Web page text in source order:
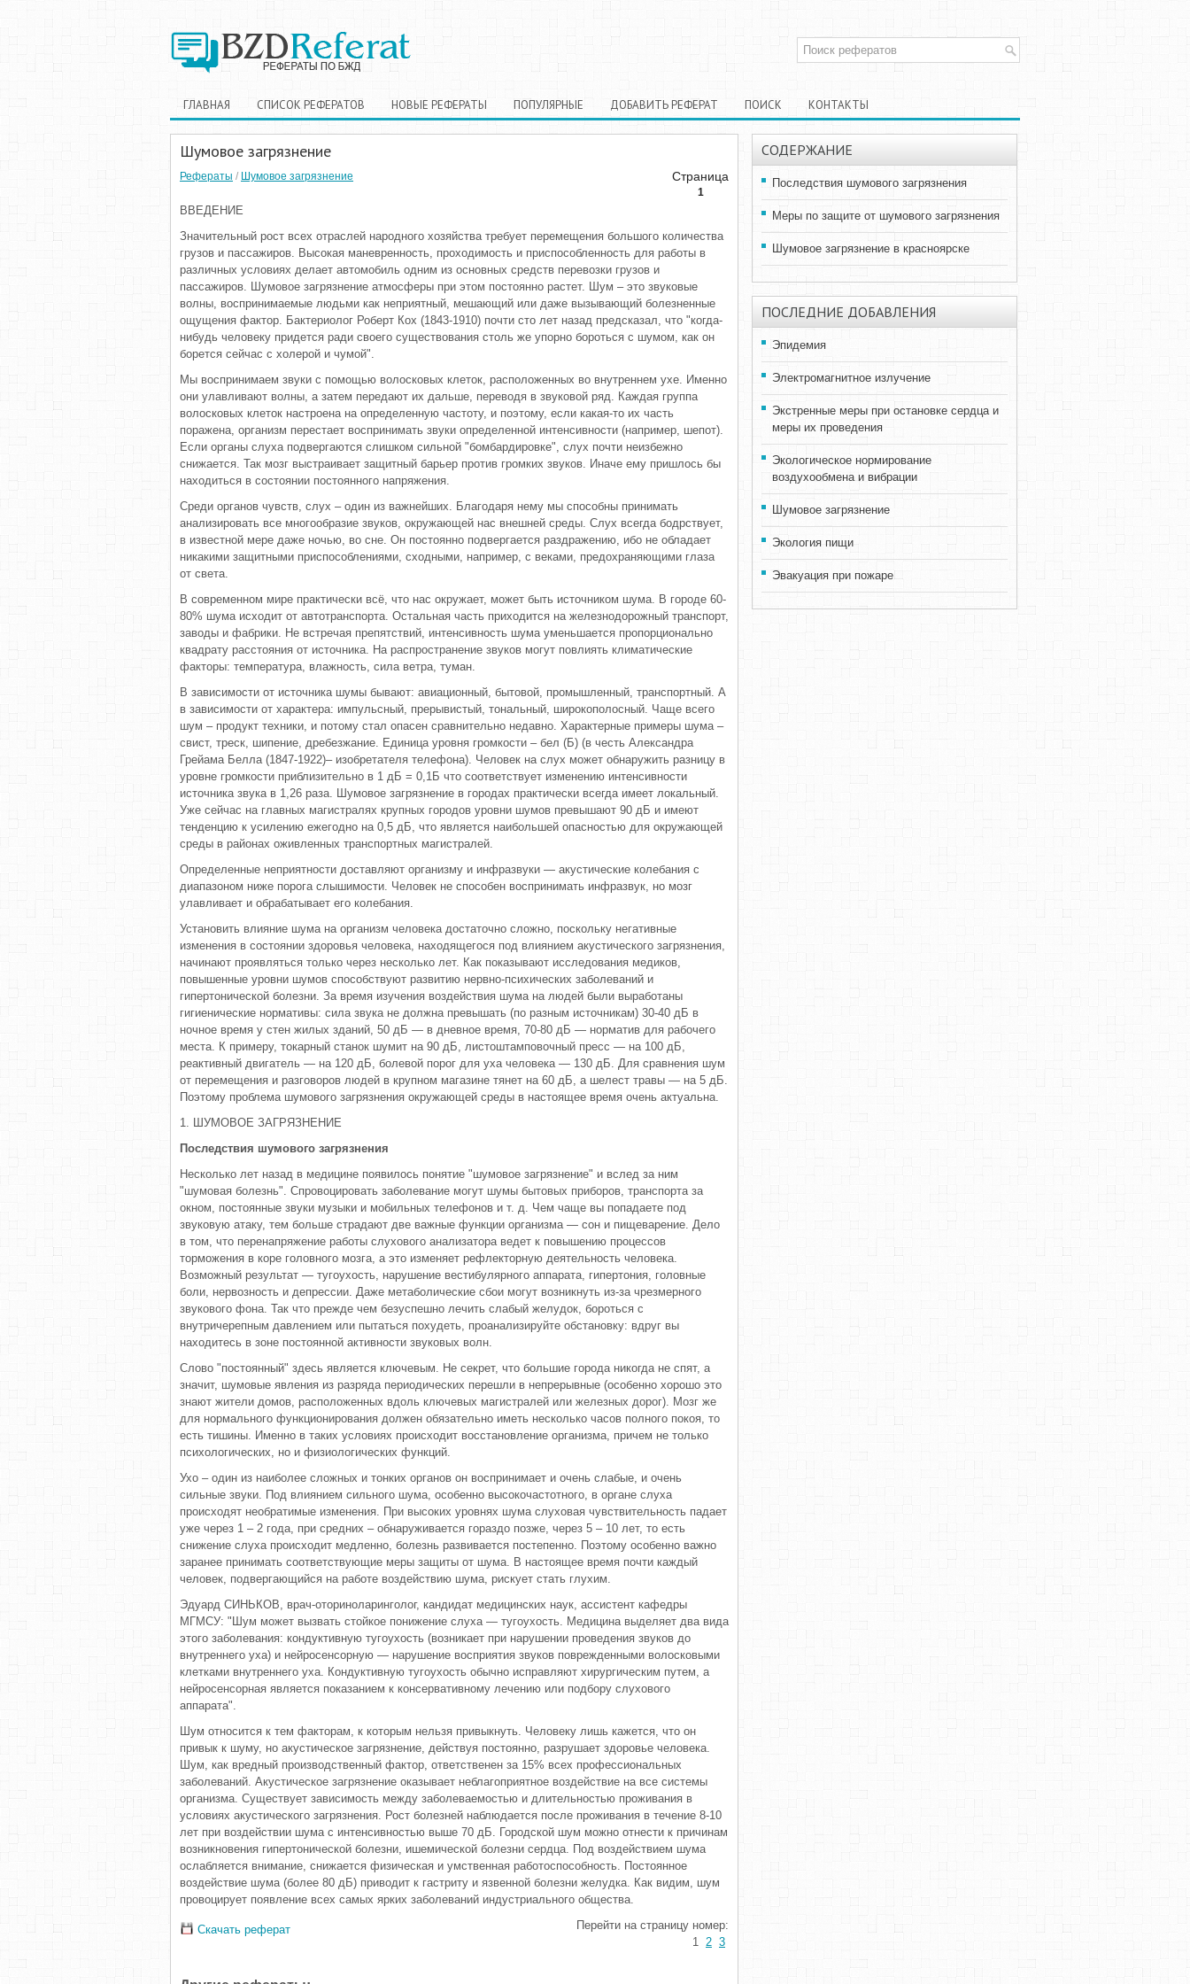
ГЛАВНАЯ СПИСОК РЕФЕРАТОВ НОВЫЕ РЕФЕРАТЫ ПОПУЛЯРНЫЕ ДОБАВИТЬ РЕФЕРАТ ПОИСК КОНТАКТЫ
Шумовое загрязнение
Страница
1
Рефераты / Шумовое загрязнение
ВВЕДЕНИЕ
Значительный рост всех отраслей народного хозяйства требует перемещения большого количества
грузов и пассажиров. Высокая маневренность, проходимость и приспособленность для работы в
различных условиях делает автомобиль одним из основных средств перевозки грузов и
пассажиров. Шумовое загрязнение атмосферы при этом постоянно растет. Шум – это звуковые
волны, воспринимаемые людьми как неприятный, мешающий или даже вызывающий болезненные
ощущения фактор. Бактериолог Роберт Кох (1843-1910) почти сто лет назад предсказал, что "когда-
нибудь человеку придется ради своего существования столь же упорно бороться с шумом, как он
борется сейчас с холерой и чумой".
Мы воспринимаем звуки с помощью волосковых клеток, расположенных во внутреннем ухе. Именно
они улавливают волны, а затем передают их дальше, переводя в звуковой ряд. Каждая группа
волосковых клеток настроена на определенную частоту, и поэтому, если какая-то их часть
поражена, организм перестает воспринимать звуки определенной интенсивности (например, шепот).
Если органы слуха подвергаются слишком сильной "бомбардировке", слух почти неизбежно
снижается. Так мозг выстраивает защитный барьер против громких звуков. Иначе ему пришлось бы
находиться в состоянии постоянного напряжения.
Среди органов чувств, слух – один из важнейших. Благодаря нему мы способны принимать
анализировать все многообразие звуков, окружающей нас внешней среды. Слух всегда бодрствует,
в известной мере даже ночью, во сне. Он постоянно подвергается раздражению, ибо не обладает
никакими защитными приспособлениями, сходными, например, с веками, предохраняющими глаза
от света.
В современном мире практически всё, что нас окружает, может быть источником шума. В городе 60-
80% шума исходит от автотранспорта. Остальная часть приходится на железнодорожный транспорт,
заводы и фабрики. Не встречая препятствий, интенсивность шума уменьшается пропорционально
квадрату расстояния от источника. На распространение звуков могут повлиять климатические
факторы: температура, влажность, сила ветра, туман.
В зависимости от источника шумы бывают: авиационный, бытовой, промышленный, транспортный. А
в зависимости от характера: импульсный, прерывистый, тональный, широкополосный. Чаще всего
шум – продукт техники, и потому стал опасен сравнительно недавно. Характерные примеры шума –
свист, треск, шипение, дребезжание. Единица уровня громкости – бел (Б) (в честь Александра
Грейама Белла (1847-1922)– изобретателя телефона). Человек на слух может обнаружить разницу в
уровне громкости приблизительно в 1 дБ = 0,1Б что соответствует изменению интенсивности
источника звука в 1,26 раза. Шумовое загрязнение в городах практически всегда имеет локальный.
Уже сейчас на главных магистралях крупных городов уровни шумов превышают 90 дБ и имеют
тенденцию к усилению ежегодно на 0,5 дБ, что является наибольшей опасностью для окружающей
среды в районах оживленных транспортных магистралей.
Определенные неприятности доставляют организму и инфразвуки — акустические колебания с
диапазоном ниже порога слышимости. Человек не способен воспринимать инфразвук, но мозг
улавливает и обрабатывает его колебания.
Установить влияние шума на организм человека достаточно сложно, поскольку негативные
изменения в состоянии здоровья человека, находящегося под влиянием акустического загрязнения,
начинают проявляться только через несколько лет. Как показывают исследования медиков,
повышенные уровни шумов способствуют развитию нервно-психических заболеваний и
гипертонической болезни. За время изучения воздействия шума на людей были выработаны
гигиенические нормативы: сила звука не должна превышать (по разным источникам) 30-40 дБ в
ночное время у стен жилых зданий, 50 дБ — в дневное время, 70-80 дБ — норматив для рабочего
места. К примеру, токарный станок шумит на 90 дБ, листоштамповочный пресс — на 100 дБ,
реактивный двигатель — на 120 дБ, болевой порог для уха человека — 130 дБ. Для сравнения шум
от перемещения и разговоров людей в крупном магазине тянет на 60 дБ, а шелест травы — на 5 дБ.
Поэтому проблема шумового загрязнения окружающей среды в настоящее время очень актуальна.
1. ШУМОВОЕ ЗАГРЯЗНЕНИЕ
Последствия шумового загрязнения
Несколько лет назад в медицине появилось понятие "шумовое загрязнение" и вслед за ним
"шумовая болезнь". Спровоцировать заболевание могут шумы бытовых приборов, транспорта за
окном, постоянные звуки музыки и мобильных телефонов и т. д. Чем чаще вы попадаете под
звуковую атаку, тем больше страдают две важные функции организма — сон и пищеварение. Дело
в том, что перенапряжение работы слухового анализатора ведет к повышению процессов
торможения в коре головного мозга, а это изменяет рефлекторную деятельность человека.
Возможный результат — тугоухость, нарушение вестибулярного аппарата, гипертония, головные
боли, нервозность и депрессии. Даже метаболические сбои могут возникнуть из-за чрезмерного
звукового фона. Так что прежде чем безуспешно лечить слабый желудок, бороться с
внутричерепным давлением или пытаться похудеть, проанализируйте обстановку: вдруг вы
находитесь в зоне постоянной активности звуковых волн.
Слово "постоянный" здесь является ключевым. Не секрет, что большие города никогда не спят, а
значит, шумовые явления из разряда периодических перешли в непрерывные (особенно хорошо это
знают жители домов, расположенных вдоль ключевых магистралей или железных дорог). Мозг же
для нормального функционирования должен обязательно иметь несколько часов полного покоя, то
есть тишины. Именно в таких условиях происходит восстановление организма, причем не только
психологических, но и физиологических функций.
Ухо – один из наиболее сложных и тонких органов он воспринимает и очень слабые, и очень
сильные звуки. Под влиянием сильного шума, особенно высокочастотного, в органе слуха
происходят необратимые изменения. При высоких уровнях шума слуховая чувствительность падает
уже через 1 – 2 года, при средних – обнаруживается гораздо позже, через 5 – 10 лет, то есть
снижение слуха происходит медленно, болезнь развивается постепенно. Поэтому особенно важно
заранее принимать соответствующие меры защиты от шума. В настоящее время почти каждый
человек, подвергающийся на работе воздействию шума, рискует стать глухим.
Эдуард СИНЬКОВ, врач-оториноларинголог, кандидат медицинских наук, ассистент кафедры
МГМСУ: "Шум может вызвать стойкое понижение слуха — тугоухость. Медицина выделяет два вида
этого заболевания: кондуктивную тугоухость (возникает при нарушении проведения звуков до
внутреннего уха) и нейросенсорную — нарушение восприятия звуков поврежденными волосковыми
клетками внутреннего уха. Кондуктивную тугоухость обычно исправляют хирургическим путем, а
нейросенсорная является показанием к консервативному лечению или подбору слухового
аппарата".
Шум относится к тем факторам, к которым нельзя привыкнуть. Человеку лишь кажется, что он
привык к шуму, но акустическое загрязнение, действуя постоянно, разрушает здоровье человека.
Шум, как вредный производственный фактор, ответственен за 15% всех профессиональных
заболеваний. Акустическое загрязнение оказывает неблагоприятное воздействие на все системы
организма. Существует зависимость между заболеваемостью и длительностью проживания в
условиях акустического загрязнения. Рост болезней наблюдается после проживания в течение 8-10
лет при воздействии шума с интенсивностью выше 70 дБ. Городской шум можно отнести к причинам
возникновения гипертонической болезни, ишемической болезни сердца. Под воздействием шума
ослабляется внимание, снижается физическая и умственная работоспособность. Постоянное
воздействие шума (более 80 дБ) приводит к гастриту и язвенной болезни желудка. Как видим, шум
провоцирует появление всех самых ярких заболеваний индустриального общества.
Скачать реферат
Перейти на страницу номер:
1 2 3
СОДЕРЖАНИЕ
Последствия шумового загрязнения
Меры по защите от шумового загрязнения
Шумовое загрязнение в красноярске
ПОСЛЕДНИЕ ДОБАВЛЕНИЯ
Эпидемия
Электромагнитное излучение
Экстренные меры при остановке сердца и
меры их проведения
Экологическое нормирование
воздухообмена и вибрации
Шумовое загрязнение
Экология пищи
Эвакуация при пожаре